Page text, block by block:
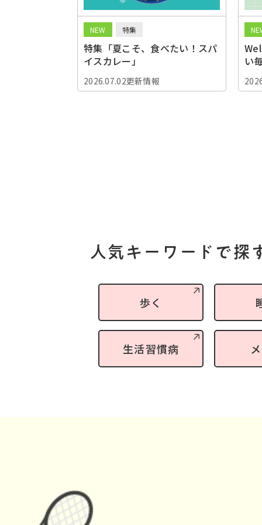
NEW 特集
特集「夏こそ、食べたい！スパ
イスカレー」
2026.07.02更新情報
い
人気キーワードで探
歩く
生活習慣病